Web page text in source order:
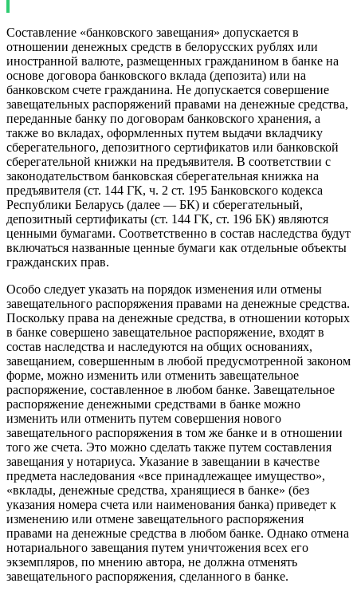
Составление «банковского завещания» допускается в
отношении денежных средств в белорусских рублях или
иностранной валюте, размещенных гражданином в банке на
основе договора банковского вклада (депозита) или на
банковском счете гражданина. Не допускается совершение
завещательных распоряжений правами на денежные средства,
переданные банку по договорам банковского хранения, а
также во вкладах, оформленных путем выдачи вкладчику
сберегательного, депозитного сертификатов или банковской
сберегательной книжки на предъявителя. В соответствии с
законодательством банковская сберегательная книжка на
предъявителя (ст. 144 ГК, ч. 2 ст. 195 Банковского кодекса
Республики Беларусь (далее — БК) и сберегательный,
депозитный сертификаты (ст. 144 ГК, ст. 196 БК) являются
ценными бумагами. Соответственно в состав наследства будут
включаться названные ценные бумаги как отдельные объекты
гражданских прав.
Особо следует указать на порядок изменения или отмены
завещательного распоряжения правами на денежные средства.
Поскольку права на денежные средства, в отношении которых
в банке совершено завещательное распоряжение, входят в
состав наследства и наследуются на общих основаниях,
завещанием, совершенным в любой предусмотренной законом
форме, можно изменить или отменить завещательное
распоряжение, составленное в любом банке. Завещательное
распоряжение денежными средствами в банке можно
изменить или отменить путем совершения нового
завещательного распоряжения в том же банке и в отношении
того же счета. Это можно сделать также путем составления
завещания у нотариуса. Указание в завещании в качестве
предмета наследования «все принадлежащее имущество»,
«вклады, денежные средства, хранящиеся в банке» (без
указания номера счета или наименования банка) приведет к
изменению или отмене завещательного распоряжения
правами на денежные средства в любом банке. Однако отмена
нотариального завещания путем уничтожения всех его
экземпляров, по мнению автора, не должна отменять
завещательного распоряжения, сделанного в банке.